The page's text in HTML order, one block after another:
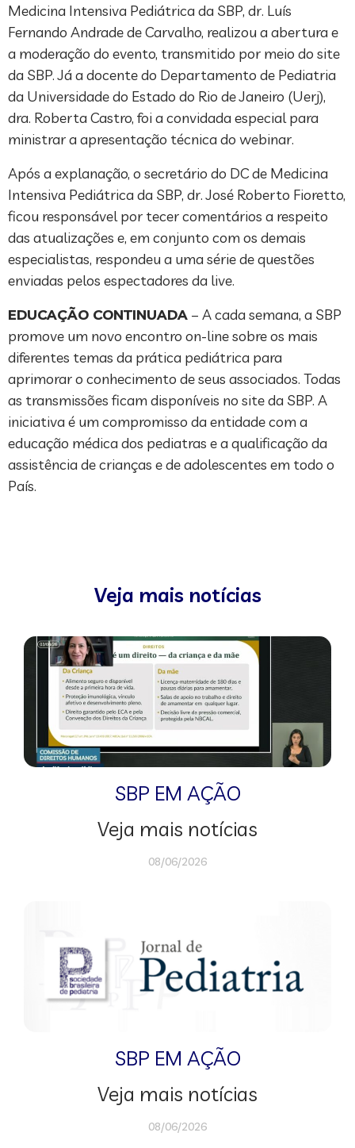
Medicina Intensiva Pediátrica da SBP, dr. Luís
Fernando Andrade de Carvalho, realizou a abertura e
a moderação do evento, transmitido por meio do site
da SBP. Já a docente do Departamento de Pediatria
da Universidade do Estado do Rio de Janeiro (Uerj),
dra. Roberta Castro, foi a convidada especial para
ministrar a apresentação técnica do webinar.
Após a explanação, o secretário do DC de Medicina
Intensiva Pediátrica da SBP, dr. José Roberto Fioretto,
ficou responsável por tecer comentários a respeito
das atualizações e, em conjunto com os demais
especialistas, respondeu a uma série de questões
enviadas pelos espectadores da live.
EDUCAÇÃO CONTINUADA – A cada semana, a SBP
promove um novo encontro on-line sobre os mais
diferentes temas da prática pediátrica para
aprimorar o conhecimento de seus associados. Todas
as transmissões ficam disponíveis no site da SBP. A
iniciativa é um compromisso da entidade com a
educação médica dos pediatras e a qualificação da
assistência de crianças e de adolescentes em todo o
País.
Veja mais notícias
SBP EM AÇÃO
Veja mais notícias
08/06/2026
SBP EM AÇÃO
Veja mais notícias
08/06/2026